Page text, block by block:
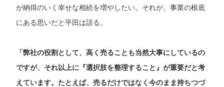
が納得のいく幸せな相続を増やしたい。それが、事業の根底
にある思いだと平田は語る。
「弊社の役割として、高く売ることも当然大事にしているの
ですが、それ以上に『選択肢を整理すること』が重要だと考
えています。たとえば、売るだけではなく今のまま持ちつづ